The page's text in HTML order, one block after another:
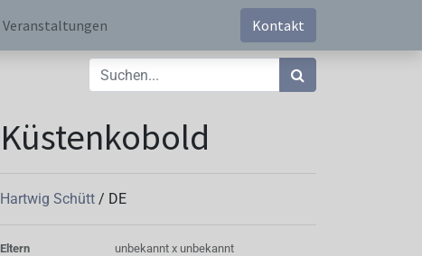
Veranstaltungen Kontakt
Küstenkobold
Hartwig Schütt / DE
Eltern
unbekannt x unbekannt